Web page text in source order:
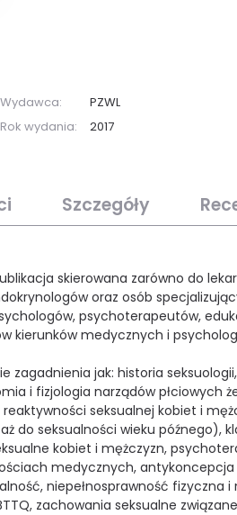
Wydawca:
PZWL
Rok wydania:
2017
Szczegóły
skierowana zarówno do
oraz osób
psychoterapeutów,
kierunków medycznych i
zagadnienia jak: historia
i fizjologia narządów płciowych
seksualnej kobiet i
do seksualności wieku późnego),
kobiet i mężczyzn,
medycznych,
niepełnosprawność fizyczna
zachowania seksualne